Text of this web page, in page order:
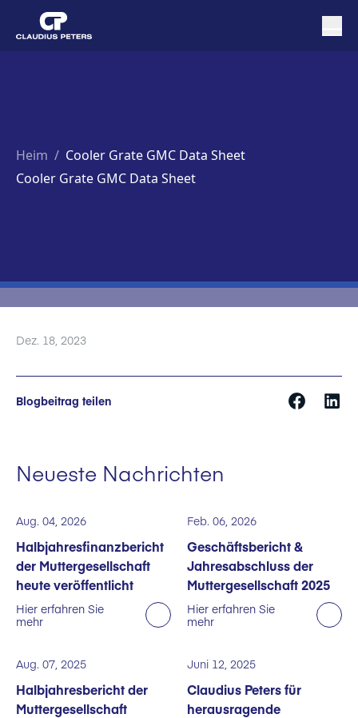
Heim / Cooler Grate GMC Data Sheet
Cooler Grate GMC Data Sheet
Dez. 18, 2023
Blogbeitrag teilen
Neueste Nachrichten
Aug. 04, 2026
Halbjahresfinanzbericht
der Muttergesellschaft
heute veröffentlicht
Hier erfahren Sie
mehr
Feb. 06, 2026
Geschäftsbericht &
Jahresabschluss der
Muttergesellschaft 2025
Hier erfahren Sie
mehr
Aug. 07, 2025
Halbjahresbericht der
Muttergesellschaft
Juni 12, 2025
Claudius Peters für
herausragende